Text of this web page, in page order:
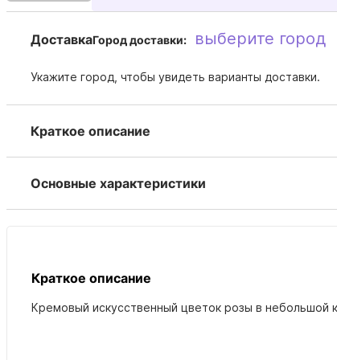
ДоставкаГород доставки: выберите город
Укажите город, чтобы увидеть варианты доставки.
Краткое описание
Основные характеристики
Краткое описание
Кремовый искусственный цветок розы в небольшой